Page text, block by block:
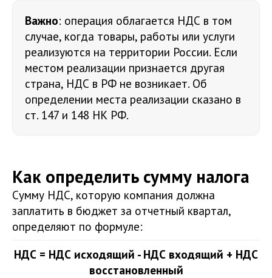
Важно: операция облагается НДС в том
случае, когда товары, работы или услуги
реализуются на территории России. Если
местом реализации признается другая
страна, НДС в РФ не возникает. Об
определении места реализации сказано в
ст. 147 и 148 НК РФ.
Как определить сумму налога
Сумму НДС, которую компания должна
заплатить в бюджет за отчетный квартал,
определяют по формуле:
НДС = НДС исходящий - НДС входящий + НДС
восстановленный